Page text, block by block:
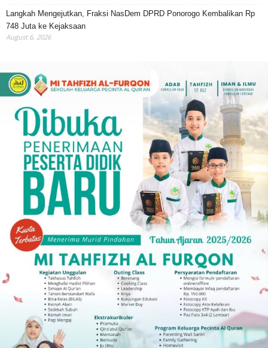
Langkah Mengejutkan, Fraksi NasDem DPRD Ponorogo Kembalikan Rp
748 Juta ke Kejaksaan
August 6, 2026